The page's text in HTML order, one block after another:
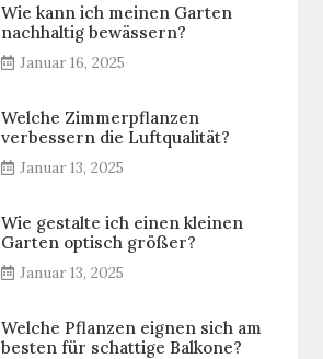
Wie kann ich meinen Garten
nachhaltig bewässern?
Januar 16, 2025
Welche Zimmerpflanzen
verbessern die Luftqualität?
Januar 13, 2025
Wie gestalte ich einen kleinen
Garten optisch größer?
Januar 13, 2025
Welche Pflanzen eignen sich am
besten für schattige Balkone?